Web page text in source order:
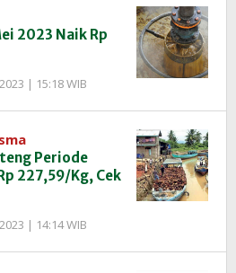
2023 Naik Rp
| 15:18 WIB
InfoSAWIT
Periode
227,59/Kg, Cek
| 14:14 WIB
InfoSAWIT